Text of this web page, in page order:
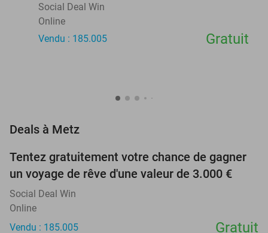
Social Deal Win
Online
Vendu : 185.005
Gratuit
Deals à Metz
Tentez gratuitement votre chance de gagner
un voyage de rêve d'une valeur de 3.000 €
Social Deal Win
Online
Vendu : 185.005
Gratuit